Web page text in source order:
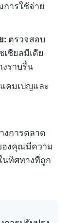
ารใช้จ่าย
: ตรวจสอบ
ชียลมีเดีย
งราบรื่น
คมเปญและ
งการตลาด
งคุณมีความ
ทิศทางที่ถูก